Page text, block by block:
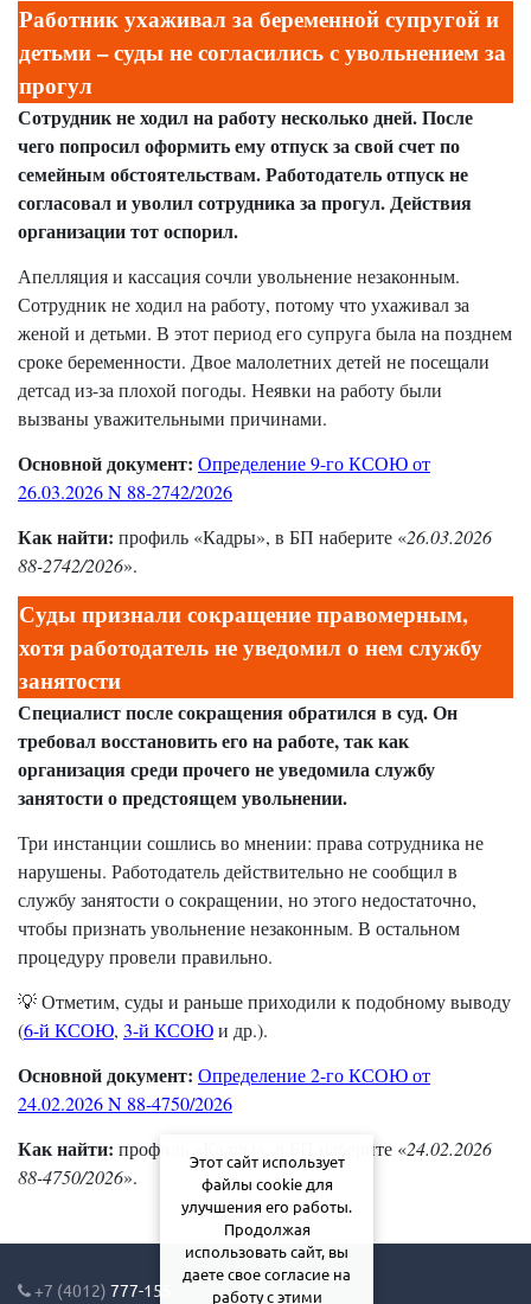
Работник ухаживал за беременной супругой и
детьми – суды не согласились с увольнением за
прогул
Сотрудник не ходил на работу несколько дней. После
чего попросил оформить ему отпуск за свой счет по
семейным обстоятельствам. Работодатель отпуск не
согласовал и уволил сотрудника за прогул. Действия
организации тот оспорил.
Апелляция и кассация сочли увольнение незаконным.
Сотрудник не ходил на работу, потому что ухаживал за
женой и детьми. В этот период его супруга была на позднем
сроке беременности. Двое малолетних детей не посещали
детсад из-за плохой погоды. Неявки на работу были
вызваны уважительными причинами.
Основной документ: Определение 9-го КСОЮ от
26.03.2026 N 88-2742/2026
Как найти: профиль «Кадры», в БП наберите «26.03.2026
88-2742/2026».
Суды признали сокращение правомерным,
хотя работодатель не уведомил о нем службу
занятости
Специалист после сокращения обратился в суд. Он
требовал восстановить его на работе, так как
организация среди прочего не уведомила службу
занятости о предстоящем увольнении.
Три инстанции сошлись во мнении: права сотрудника не
нарушены. Работодатель действительно не сообщил в
службу занятости о сокращении, но этого недостаточно,
чтобы признать увольнение незаконным. В остальном
процедуру провели правильно.
💡 Отметим, суды и раньше приходили к подобному выводу
(6-й КСОЮ, 3-й КСОЮи др.).
Основной документ: Определение 2-го КСОЮ от
24.02.2026 N 88-4750/2026
Как найти: профиль «Кадры», в БП наберите «24.02.2026
88-4750/2026».
+7 (4012) 777-155
Этот сайт использует
файлы cookie для
улучшения его работы.
Продолжая
использовать сайт, вы
даете свое согласие на
работу с этими